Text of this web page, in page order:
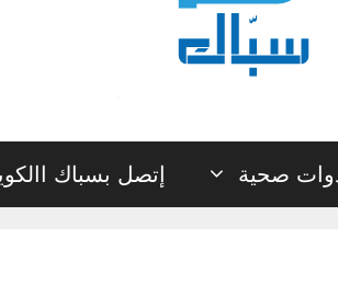
صحية إتصل بسباك